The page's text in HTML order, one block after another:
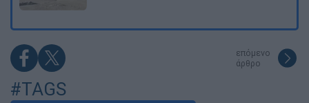
επόμενο
άρθρο
#TAGS